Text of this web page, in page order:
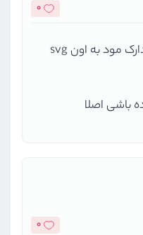
0
درود باید استایل بدی تو حالت دارک مود به اون svg
باشی اصلا
0